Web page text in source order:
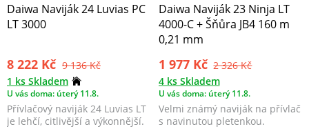
Daiwa Naviják 24 Luvias PC
LT 3000
8 222 Kč 9 136 Kč
1 ks Skladem
U vás doma: úterý 11.8.
Přívlačový naviják 24 Luvias LT
je lehčí, citlivější a výkonnější.
Daiwa Naviják 23 Ninja LT
4000-C + Šňůra JB4 160 m
0,21 mm
1 977 Kč 2 326 Kč
4 ks Skladem
U vás doma: úterý 11.8.
Velmi známý naviják na přívlač
s navinutou pletenkou.